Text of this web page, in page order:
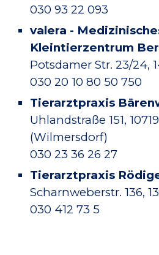
030 93 22 093
valera -
Kleintierzentrum
Potsdamer Str. 23/24,
030 20 10 80 50 750
Tierarztpraxis
Uhlandstraße 151,
(Wilmersdorf)
030 23 36 26 27
Tierarztpraxis
Scharnweberstr. 136,
030 412 73 5